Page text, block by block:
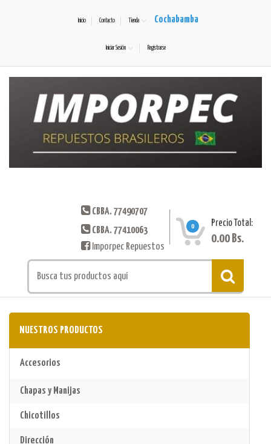
Inicio Contacto Tienda Cochabamba
Iniciar Sesión Registrarse
CBBA. 77490707
CBBA. 77410063
Imporpec Repuestos
0 Precio Total:
0.00 Bs.
NUESTROS PRODUCTOS
Accesorios
Chapas y Manijas
Chicotillos
Dirección